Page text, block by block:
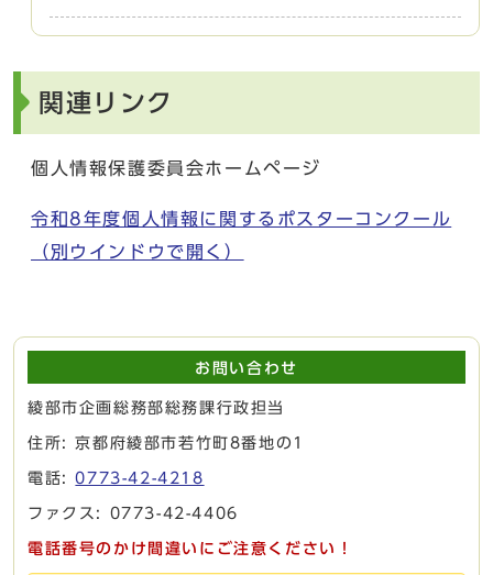
関連リンク
個人情報保護委員会ホームページ
令和8年度個人情報に関するポスターコンクール
（別ウインドウで開く）
お問い合わせ
綾部市企画総務部総務課行政担当
住所: 京都府綾部市若竹町8番地の1
電話:0773-42-4218
ファクス: 0773-42-4406
電話番号のかけ間違いにご注意ください！